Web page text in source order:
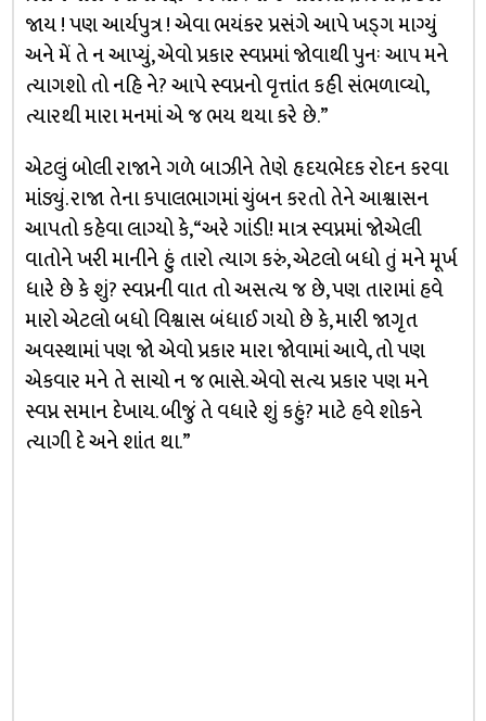
જાય ! પણ આર્યપુત્ર ! એવા ભયંકર પ્રસંગે આપે ખડ્‍ગ માગ્યું
અને મેં તે ન આપ્યું, એવો પ્રકાર સ્વપ્નમાં જોવાથી પુનઃ આપ મને
ત્યાગશો તો નહિ ને? આપે સ્વપ્નનો વૃત્તાંત કહી સંભળાવ્યો,
ત્યારથી મારા મનમાં એ જ ભય થયા કરે છે.”
એટલું બોલી રાજાને ગળે બાઝીને તેણે હૃદયભેદક રોદન કરવા
માંડ્યું. રાજા તેના કપાલભાગમાં ચુંબન કરતો તેને આશ્વાસન
આપતો કહેવા લાગ્યો કે, “અરે ગાંડી! માત્ર સ્વપ્નમાં જોએલી
વાતોને ખરી માનીને હું તારો ત્યાગ કરું, એટલો બધો તું મને મૂર્ખ
ધારે છે કે શું? સ્વપ્નની વાત તો અસત્ય જ છે, પણ તારામાં હવે
મારો એટલો બધો વિશ્વાસ બંધાઈ ગયો છે કે, મારી જાગૃત
અવસ્થામાં પણ જો એવો પ્રકાર મારા જોવામાં આવે, તો પણ
એકવાર મને તે સાચો ન જ ભાસે. એવો સત્ય પ્રકાર પણ મને
સ્વપ્ન સમાન દેખાય. બીજું તે વધારે શું કહું? માટે હવે શોકને
ત્યાગી દે અને શાંત થા.”